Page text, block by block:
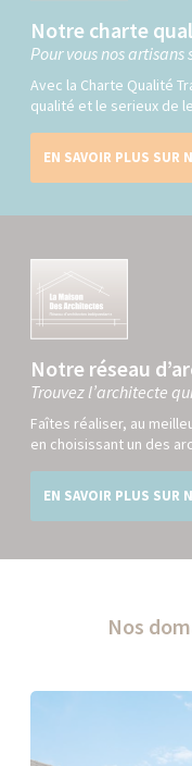
Notre charte
Pour vous nos artisans
Avec la Charte Qualité
qualité et le serieux de
EN SAVOIR PLUS SUR
Notre réseau
Trouvez l’architecte
Faîtes réaliser, au
en choisissant un des
EN SAVOIR PLUS SUR
Nos